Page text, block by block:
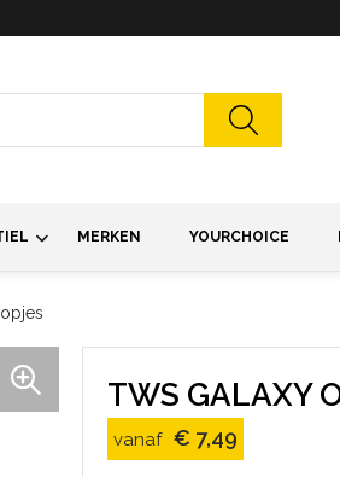
MERKEN YOURCHOICE
TWS GALAXY
vanaf € 7,49